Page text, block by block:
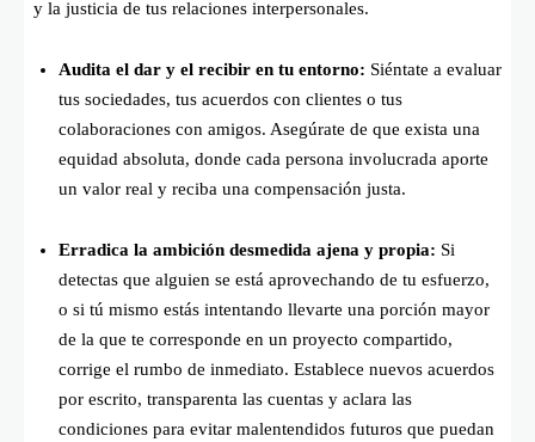
y la justicia de tus relaciones interpersonales.
Audita el dar y el recibir en tu entorno: Siéntate a evaluar
tus sociedades, tus acuerdos con clientes o tus
colaboraciones con amigos. Asegúrate de que exista una
equidad absoluta, donde cada persona involucrada aporte
un valor real y reciba una compensación justa.
Erradica la ambición desmedida ajena y propia: Si
detectas que alguien se está aprovechando de tu esfuerzo,
o si tú mismo estás intentando llevarte una porción mayor
de la que te corresponde en un proyecto compartido,
corrige el rumbo de inmediato. Establece nuevos acuerdos
por escrito, transparenta las cuentas y aclara las
condiciones para evitar malentendidos futuros que puedan